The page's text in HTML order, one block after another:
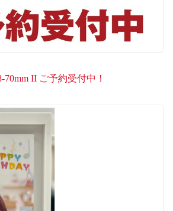
70mm II ご予約受付中！